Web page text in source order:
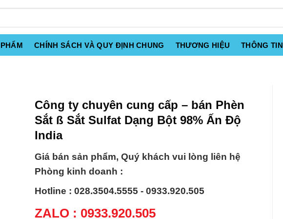
CHÍNH SÁCH VÀ QUY ĐỊNH CHUNG THƯƠNG HIỆU THÔNG TIN
Công ty chuyên cung cấp – bán Phèn
Sắt ß Sắt Sulfat Dạng Bột 98% Ấn Độ
India
Giá bán sản phẩm, Quý khách vui lòng liên hệ
Phòng kinh doanh :
Hotline : 028.3504.5555 - 0933.920.505
ZALO : 0933.920.505